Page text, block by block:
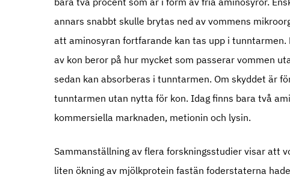
annars snabbt skulle brytas ned av vommens
att aminosyran fortfarande kan tas upp i
av kon beror på hur mycket som passerar vommen
sedan kan absorberas i tunntarmen. Om skyddet är
tunntarmen utan nytta för kon. Idag finns bara två
kommersiella marknaden, metionin och lysin.
Sammanställning av flera forskningsstudier visar att
liten ökning av mjölkprotein fastän foderstaterna